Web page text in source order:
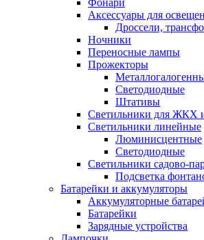
Фонари
Аксессуары для
Дроссели,
Ночники
Переносные лампы
Прожекторы
Светодиодные
Штативы
Светильники для ЖКХ
Светильники линейные
Люминисцентные
Светодиодные
Светильники садово-
Подсветка
Батарейки и аккумуляторы
Аккумуляторные
Батарейки
Зарядные устройства